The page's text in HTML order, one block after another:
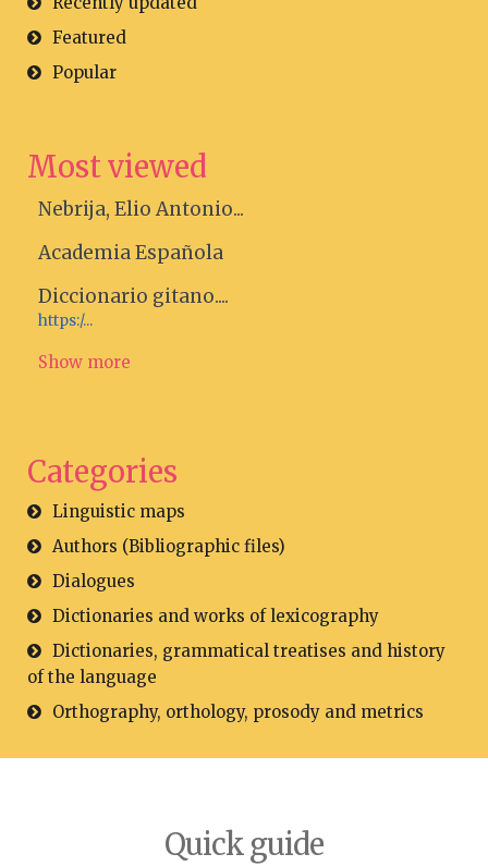
Featured
Popular
Most viewed
Nebrija, Elio Antonio...
Academia Española
Diccionario gitano....
https:/...
Show more
Categories
Linguistic maps
Authors (Bibliographic files)
Dialogues
Dictionaries and works of lexicography
Dictionaries, grammatical treatises and history
of the language
Orthography, orthology, prosody and metrics
Quick guide